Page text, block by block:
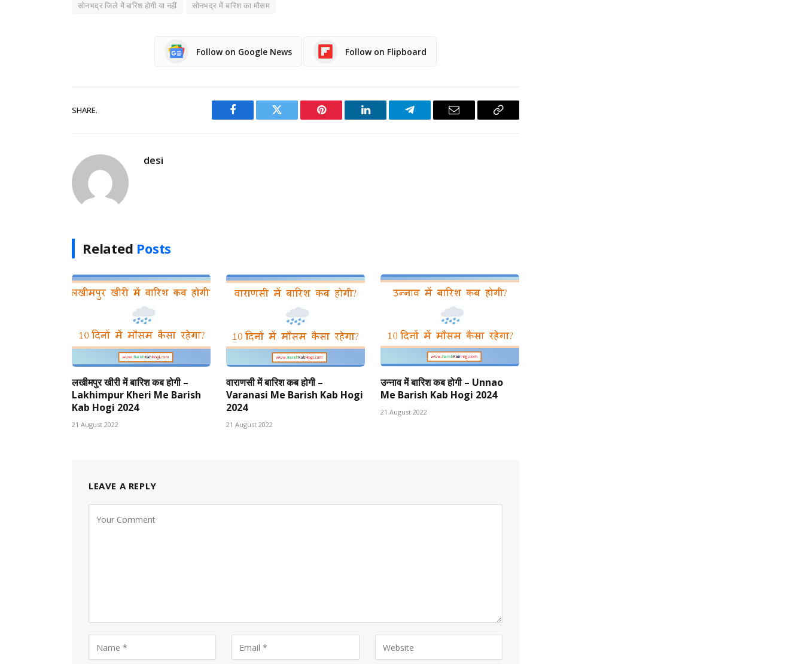
सोनभद्र जिले में बारिश होगी या नहीं सोनभद्र में बारिश का मौसम
Follow on Google News Follow on Flipboard
SHARE.
Facebook Twitter Pinterest LinkedIn Telegram Email
Copy
desi
Related Posts
लखीमपुर खीरी में बारिश कब होगी –
Lakhimpur Kheri Me Barish
Kab Hogi 2024
21 August 2022
वाराणसी में बारिश कब होगी –
Varanasi Me Barish Kab Hogi
2024
21 August 2022
उन्नाव में बारिश कब होगी – Unnao
Me Barish Kab Hogi 2024
21 August 2022
LEAVE A REPLY